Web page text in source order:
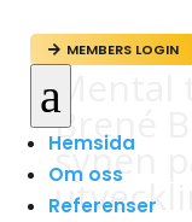
 MEMBERS LOGIN
a
Hemsida
Om oss
Referenser
Mental
Brené
synen